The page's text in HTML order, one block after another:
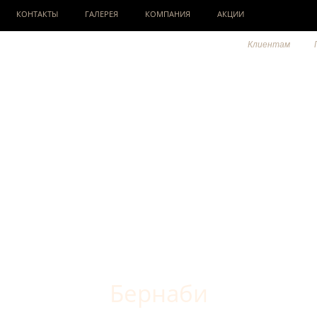
КОНТАКТЫ ГАЛЕРЕЯ КОМПАНИЯ АКЦИИ
Клиентам
Бернаби